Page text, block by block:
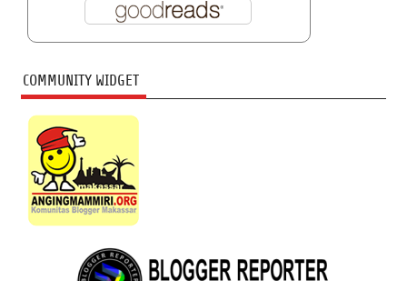
COMMUNITY WIDGET